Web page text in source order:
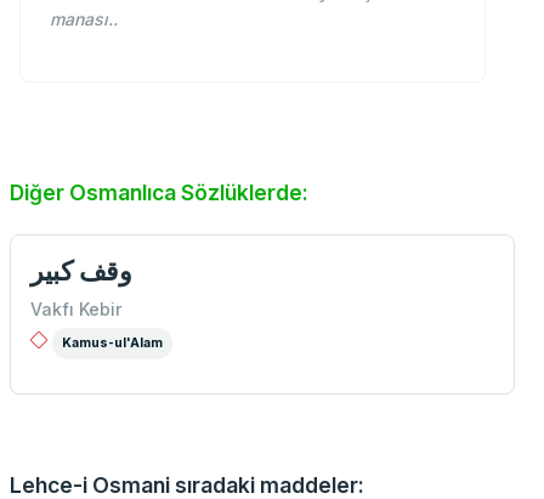
manası..
Diğer Osmanlıca Sözlüklerde:
وقف كبير
Vakfı Kebir
Kamus-ul'Alam
Lehce-i Osmani sıradaki maddeler: